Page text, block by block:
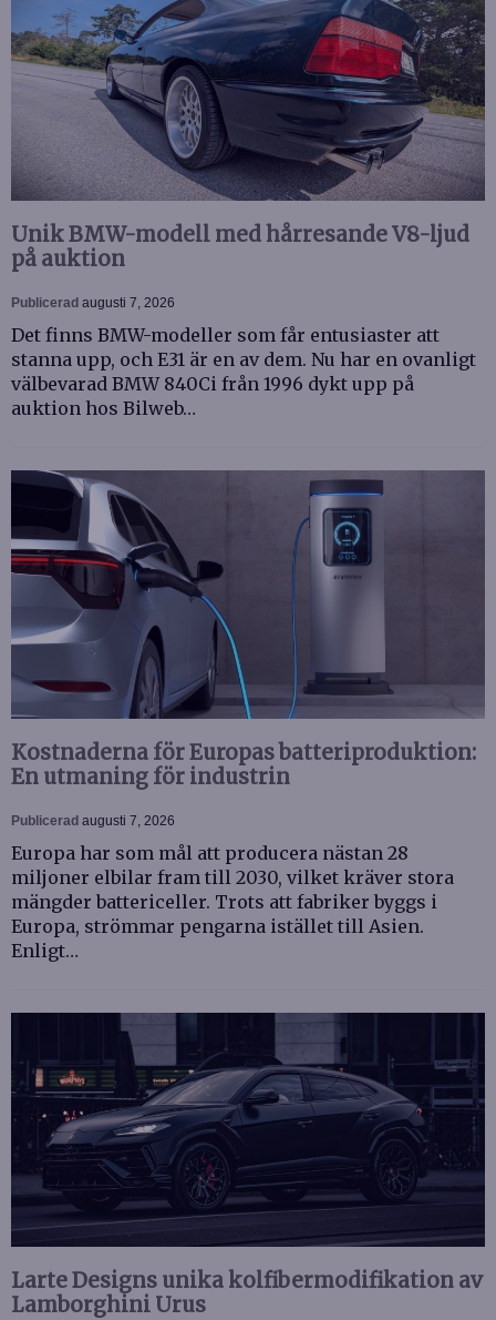
Unik BMW-modell med hårresande V8-ljud
på auktion
Publicerad augusti 7, 2026
Det finns BMW-modeller som får entusiaster att
stanna upp, och E31 är en av dem. Nu har en ovanligt
välbevarad BMW 840Ci från 1996 dykt upp på
auktion hos Bilweb…
Kostnaderna för Europas batteriproduktion:
En utmaning för industrin
Publicerad augusti 7, 2026
Europa har som mål att producera nästan 28
miljoner elbilar fram till 2030, vilket kräver stora
mängder battericeller. Trots att fabriker byggs i
Europa, strömmar pengarna istället till Asien.
Enligt…
Larte Designs unika kolfibermodifikation av
Lamborghini Urus